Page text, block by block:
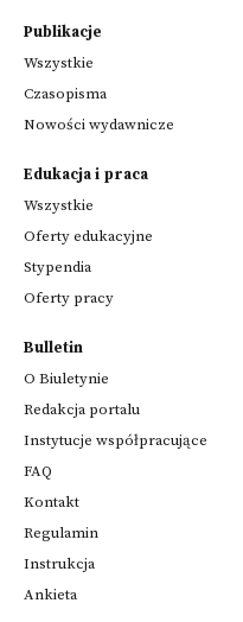
Publikacje
Wszystkie
Czasopisma
Nowości wydawnicze
Edukacja i praca
Wszystkie
Oferty edukacyjne
Stypendia
Oferty pracy
Bulletin
O Biuletynie
Redakcja portalu
Instytucje współpracujące
FAQ
Kontakt
Regulamin
Instrukcja
Ankieta